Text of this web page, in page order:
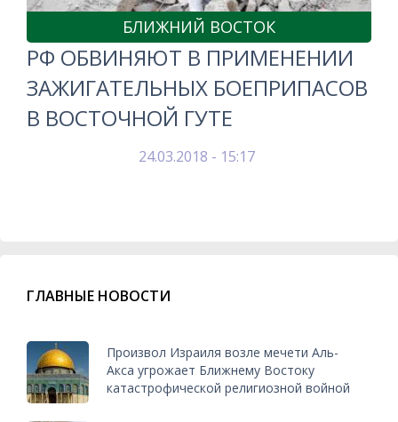
БЛИЖНИЙ ВОСТОК
РФ ОБВИНЯЮТ В ПРИМЕНЕНИИ
ЗАЖИГАТЕЛЬНЫХ БОЕПРИПАСОВ
В ВОСТОЧНОЙ ГУТЕ
24.03.2018 - 15:17
ГЛАВНЫЕ НОВОСТИ
Произвол Израиля возле мечети Аль-
Акса угрожает Ближнему Востоку
катастрофической религиозной войной